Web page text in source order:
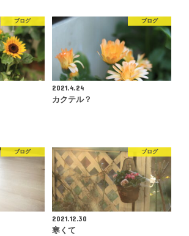
ブログ ブログ
2021.4.24
カクテル？
ブログ ブログ
2021.12.30
寒くて